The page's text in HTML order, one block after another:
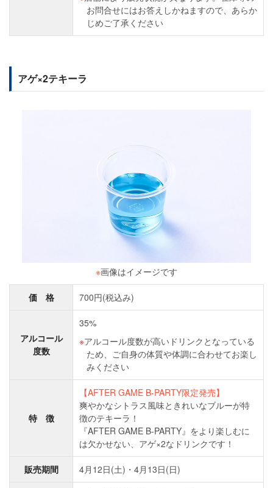
お問合せにはお答えしかねますので、あらか
じめご了承ください
アゲ×2テキーラ
※画像はイメージです
価 格 700円(税込み)
アルコール
度数
35%
アルコール度数が高いドリンクとなっている
ため、ご自身の体質や体調に合わせてお楽し
みください
特 徴
【AFTER GAME B-PARTY限定発売】
爽やかなシトラス風味ときれいなブルーが特
徴のテキーラ！
『AFTER GAME B-PARTY』をより楽しむに
は欠かせない、アゲ×2なドリンクです！
販売期間 4月12日(土)・4月13日(日)